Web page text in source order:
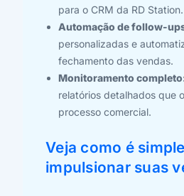
para o CRM da RD Station.
Automação de follow-
personalizadas e
fechamento das vendas.
Monitoramento
relatórios detalhados que
processo comercial.
Veja como é
impulsionar suas